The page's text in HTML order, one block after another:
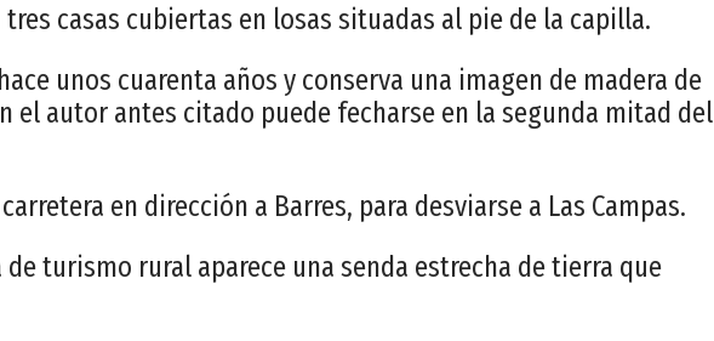
casas cubiertas en losas situadas al pie de la capilla.
unos cuarenta años y conserva una imagen de madera de
el autor antes citado puede fecharse en la segunda mitad del
en dirección a Barres, para desviarse a Las Campas.
de turismo rural aparece una senda estrecha de tierra que